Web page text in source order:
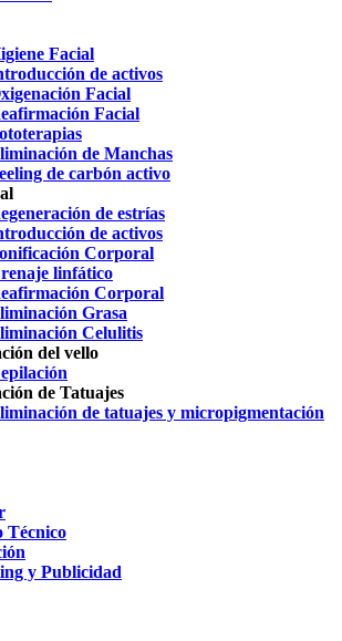
Facial
de activos
Facial
Facial
de Manchas
de carbón activo
de estrías
de activos
Corporal
linfático
Corporal
Grasa
Celulitis
del vello
de Tatuajes
de tatuajes y micropigmentación
Técnico
y Publicidad